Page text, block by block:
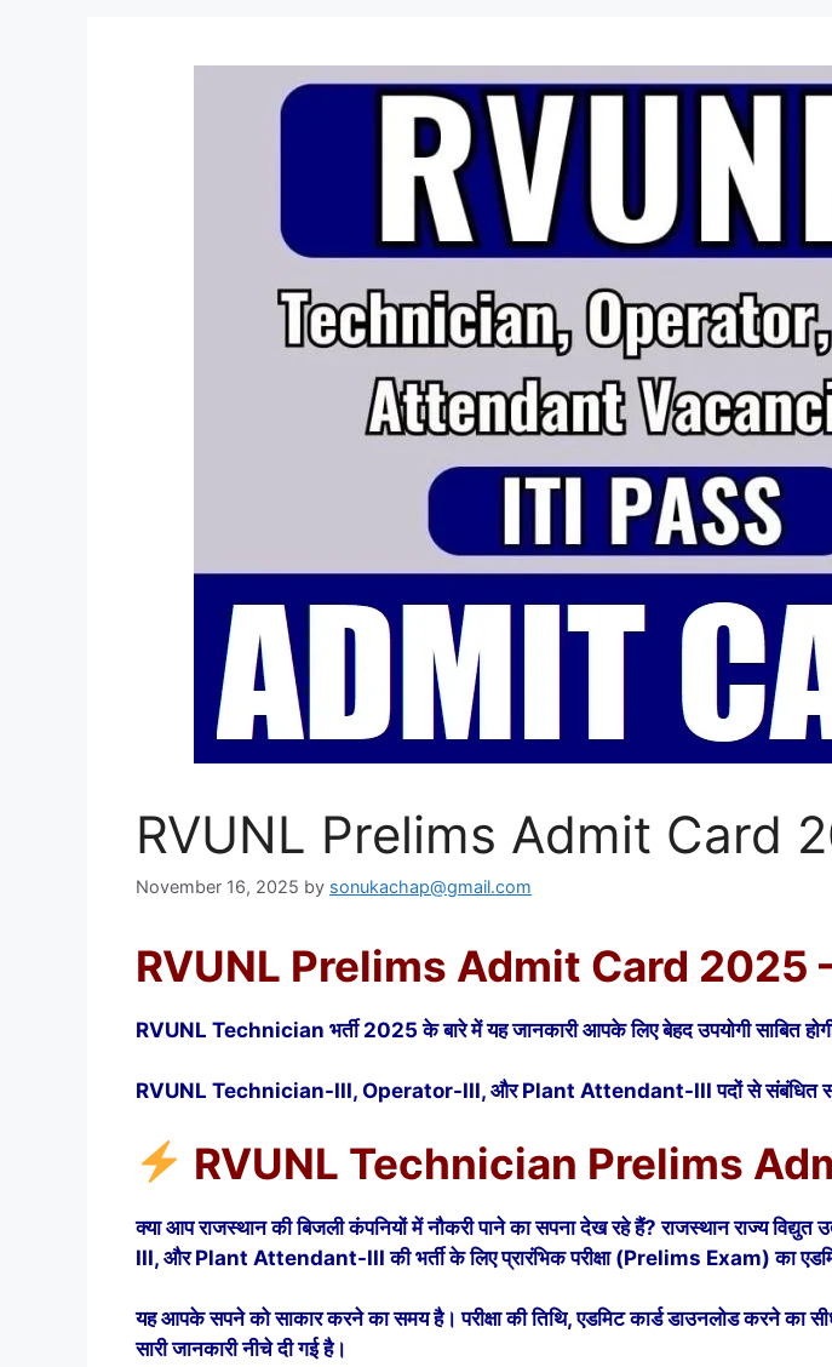
RVUNL Prelims Admit Card
November 16, 2025 by sonukachap@gmail.com
RVUNL Prelims Admit Card 2025
RVUNL Technician भर्ती 2025 के बारे में यह जानकारी आपके लिए बेहद उपयोगी साबित
RVUNL Technician-III, Operator-III, और Plant Attendant-III पदों से संबंधित सभी
RVUNL Technician Prelims
क्या आप राजस्थान की बिजली कंपनियों में नौकरी पाने का सपना देख रहे हैं? राजस्थान राज्य
III, और Plant Attendant-III की भर्ती के लिए प्रारंभिक परीक्षा (Prelims Exam) का एडमिट
यह आपके सपने को साकार करने का समय है। परीक्षा की तिथि, एडमिट कार्ड डाउनलोड करने
सारी जानकारी नीचे दी गई है।